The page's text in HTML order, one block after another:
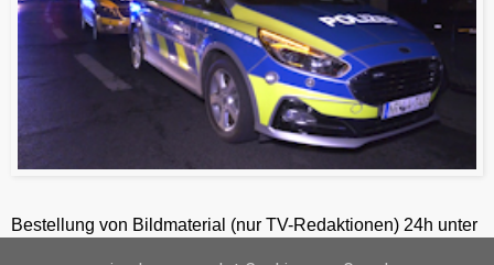
Bestellung von Bildmaterial (nur TV-Redaktionen) 24h unter